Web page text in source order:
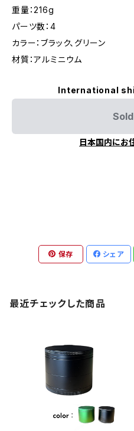
重量：216g
パーツ数：4
カラー：ブラック、グリーン
材質：アルミニウム
International
日本国内にお
保存 シェア
最近チェックした商品